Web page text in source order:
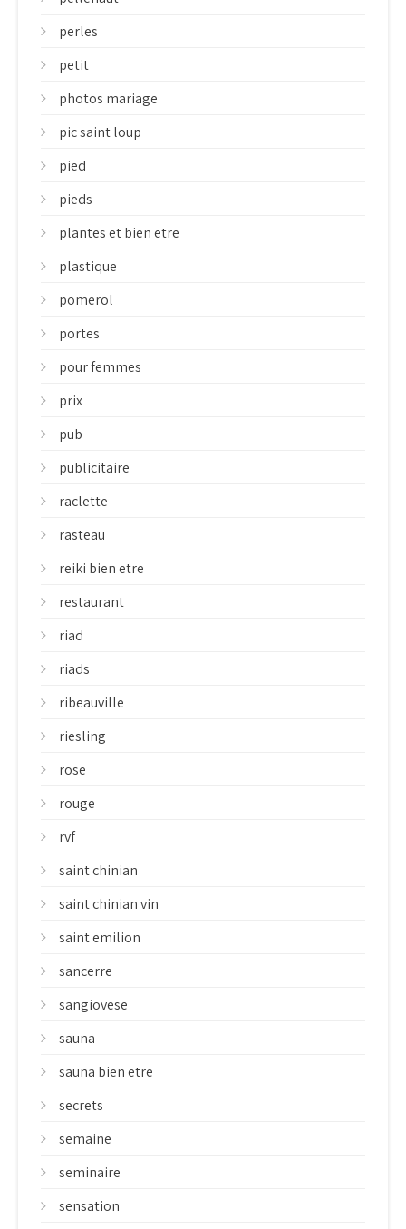
perles
petit
photos mariage
pic saint loup
pied
pieds
plantes et bien etre
plastique
pomerol
portes
pour femmes
prix
pub
publicitaire
raclette
rasteau
reiki bien etre
restaurant
riad
riads
ribeauville
riesling
rose
rouge
rvf
saint chinian
saint chinian vin
saint emilion
sancerre
sangiovese
sauna
sauna bien etre
secrets
semaine
seminaire
sensation